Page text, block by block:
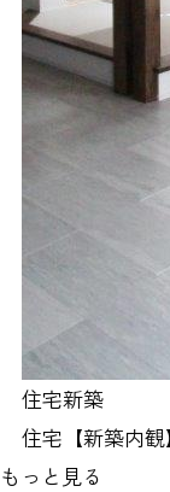
住宅新築
住宅【新築内
もっと見る